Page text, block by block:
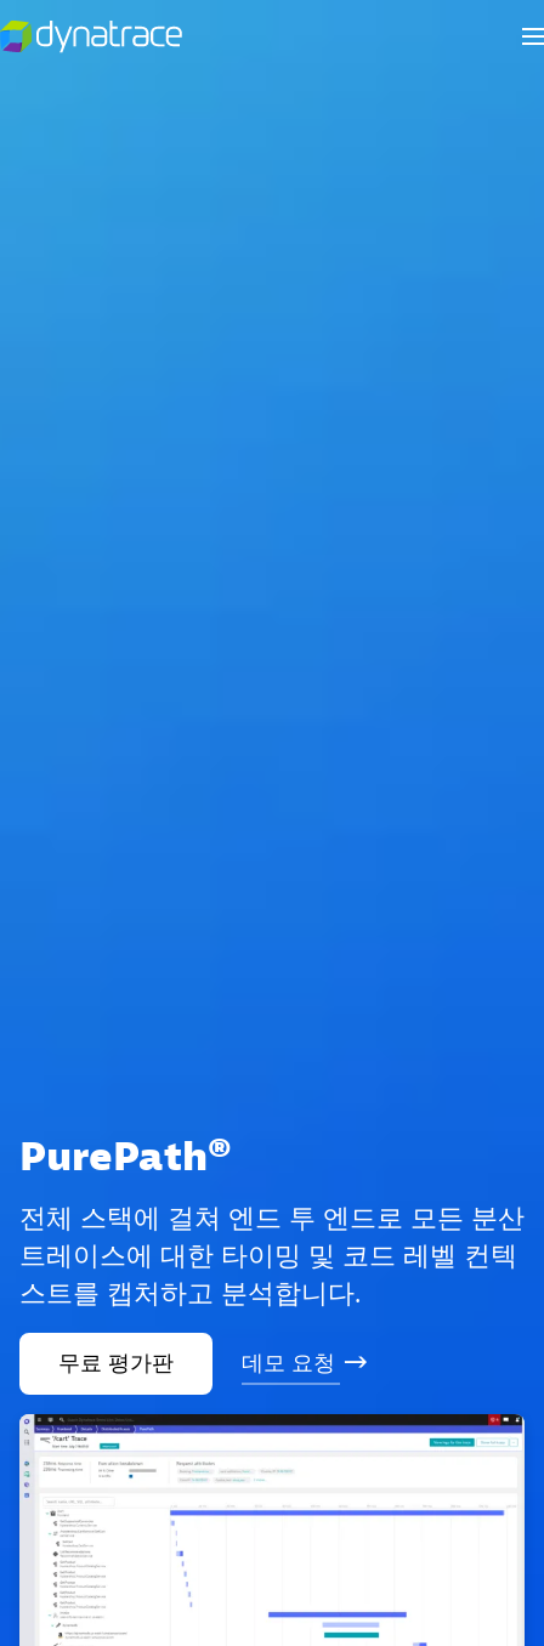
PurePath®
전체 스택에 걸쳐 엔드 투 엔드로 모든 분산
트레이스에 대한 타이밍 및 코드 레벨 컨텍
스트를 캡처하고 분석합니다.
무료 평가판 데모 요청